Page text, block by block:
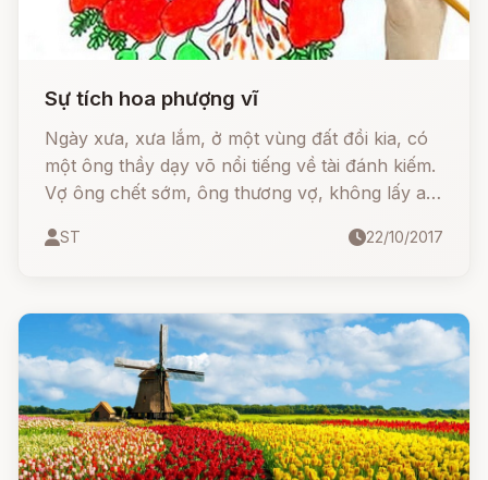
Sự tích hoa phượng vĩ
Ngày xưa, xưa lắm, ở một vùng đất đồi kia, có
một ông thầy dạy võ nổi tiếng về tài đánh kiếm.
Vợ ông chết sớm, ông thương vợ, không lấy ai
người con trai mồ côi ở trong vùng về làm con
cùng giỏi võ, giỏi văn.
ST 22/10/2017